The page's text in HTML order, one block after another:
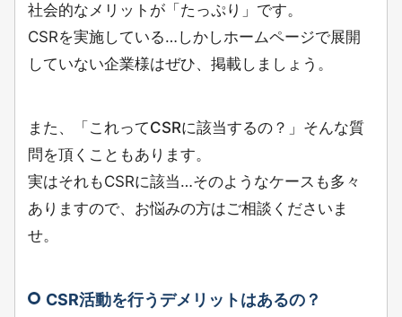
社会的なメリットが「たっぷり」です。
CSRを実施している…しかしホームページで展開
していない企業様はぜひ、掲載しましょう。
また、「これってCSRに該当するの？」そんな質
問を頂くこともあります。
実はそれもCSRに該当…そのようなケースも多々
ありますので、お悩みの方はご相談くださいま
せ。
CSR活動を行うデメリットはあるの？